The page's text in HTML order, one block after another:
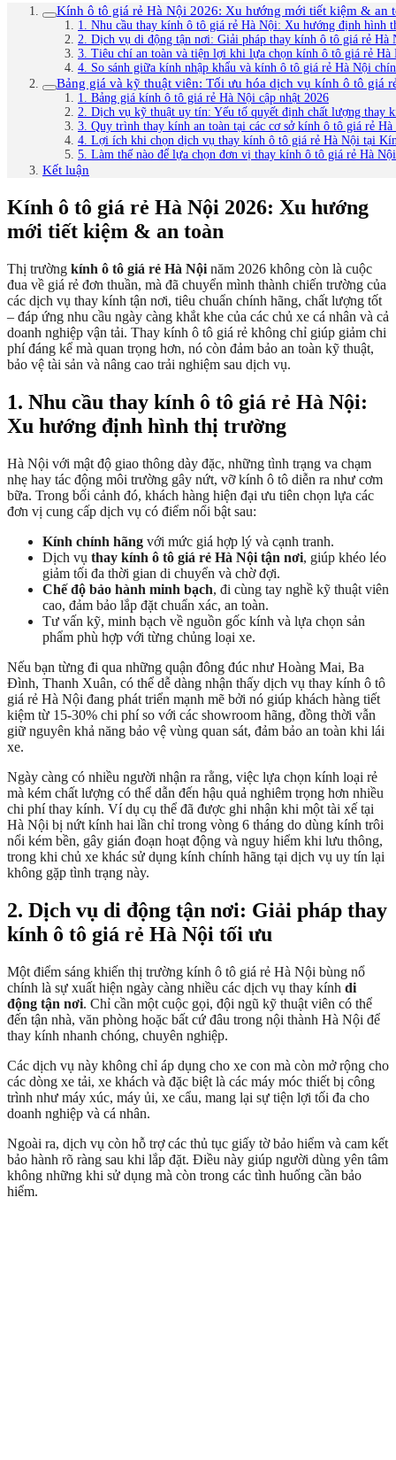
Kính ô tô giá rẻ Hà Nội 2026: Xu hướng mới tiết kiệm & an
1. Nhu cầu thay kính ô tô giá rẻ Hà Nội: Xu hướng định hình
2. Dịch vụ di động tận nơi: Giải pháp thay kính ô tô giá rẻ Hà
3. Tiêu chí an toàn và tiện lợi khi lựa chọn kính ô tô giá rẻ Hà
4. So sánh giữa kính nhập khẩu và kính ô tô giá rẻ Hà Nội
Bảng giá và kỹ thuật viên: Tối ưu hóa dịch vụ kính ô tô giá
1. Bảng giá kính ô tô giá rẻ Hà Nội cập nhật 2026
2. Dịch vụ kỹ thuật uy tín: Yếu tố quyết định chất lượng thay
3. Quy trình thay kính an toàn tại các cơ sở kính ô tô giá rẻ
4. Lợi ích khi chọn dịch vụ thay kính ô tô giá rẻ Hà Nội tại
5. Làm thế nào để lựa chọn đơn vị thay kính ô tô giá rẻ Hà
Kết luận
Kính ô tô giá rẻ Hà Nội 2026: Xu hướng
mới tiết kiệm & an toàn
Thị trường kính ô tô giá rẻ Hà Nội năm 2026 không còn là cuộc
đua về giá rẻ đơn thuần, mà đã chuyển mình thành chiến trường của
các dịch vụ thay kính tận nơi, tiêu chuẩn chính hãng, chất lượng tốt
– đáp ứng nhu cầu ngày càng khắt khe của các chủ xe cá nhân và cả
doanh nghiệp vận tải. Thay kính ô tô giá rẻ không chỉ giúp giảm chi
phí đáng kể mà quan trọng hơn, nó còn đảm bảo an toàn kỹ thuật,
bảo vệ tài sản và nâng cao trải nghiệm sau dịch vụ.
1. Nhu cầu thay kính ô tô giá rẻ Hà Nội:
Xu hướng định hình thị trường
Hà Nội với mật độ giao thông dày đặc, những tình trạng va chạm
nhẹ hay tác động môi trường gây nứt, vỡ kính ô tô diễn ra như cơm
bữa. Trong bối cảnh đó, khách hàng hiện đại ưu tiên chọn lựa các
đơn vị cung cấp dịch vụ có điểm nổi bật sau:
Kính chính hãng với mức giá hợp lý và cạnh tranh.
Dịch vụ thay kính ô tô giá rẻ Hà Nội tận nơi, giúp khéo léo
giảm tối đa thời gian di chuyển và chờ đợi.
Chế độ bảo hành minh bạch, đi cùng tay nghề kỹ thuật viên
cao, đảm bảo lắp đặt chuẩn xác, an toàn.
Tư vấn kỹ, minh bạch về nguồn gốc kính và lựa chọn sản
phẩm phù hợp với từng chủng loại xe.
Nếu bạn từng đi qua những quận đông đúc như Hoàng Mai, Ba
Đình, Thanh Xuân, có thể dễ dàng nhận thấy dịch vụ thay kính ô tô
giá rẻ Hà Nội đang phát triển mạnh mẽ bởi nó giúp khách hàng tiết
kiệm từ 15-30% chi phí so với các showroom hãng, đồng thời vẫn
giữ nguyên khả năng bảo vệ vùng quan sát, đảm bảo an toàn khi lái
xe.
Ngày càng có nhiều người nhận ra rằng, việc lựa chọn kính loại rẻ
mà kém chất lượng có thể dẫn đến hậu quả nghiêm trọng hơn nhiều
chi phí thay kính. Ví dụ cụ thể đã được ghi nhận khi một tài xế tại
Hà Nội bị nứt kính hai lần chỉ trong vòng 6 tháng do dùng kính trôi
nổi kém bền, gây gián đoạn hoạt động và nguy hiểm khi lưu thông,
trong khi chủ xe khác sử dụng kính chính hãng tại dịch vụ uy tín lại
không gặp tình trạng này.
2. Dịch vụ di động tận nơi: Giải pháp thay
kính ô tô giá rẻ Hà Nội tối ưu
Một điểm sáng khiến thị trường kính ô tô giá rẻ Hà Nội bùng nổ
chính là sự xuất hiện ngày càng nhiều các dịch vụ thay kính di
động tận nơi. Chỉ cần một cuộc gọi, đội ngũ kỹ thuật viên có thể
đến tận nhà, văn phòng hoặc bất cứ đâu trong nội thành Hà Nội để
thay kính nhanh chóng, chuyên nghiệp.
Các dịch vụ này không chỉ áp dụng cho xe con mà còn mở rộng cho
các dòng xe tải, xe khách và đặc biệt là các máy móc thiết bị công
trình như máy xúc, máy ủi, xe cẩu, mang lại sự tiện lợi tối đa cho
doanh nghiệp và cá nhân.
Ngoài ra, dịch vụ còn hỗ trợ các thủ tục giấy tờ bảo hiểm và cam kết
bảo hành rõ ràng sau khi lắp đặt. Điều này giúp người dùng yên tâm
không những khi sử dụng mà còn trong các tình huống cần bảo
hiểm.